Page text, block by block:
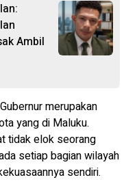
Ambil
merupakan
yang di Maluku.
tidak elok seorang
setiap bagian wilayah
sendiri.